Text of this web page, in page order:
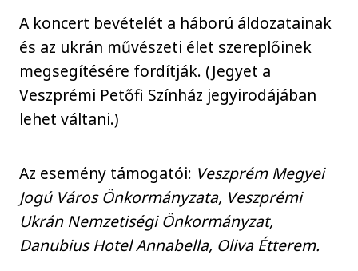
A koncert bevételét a háború áldozatainak
és az ukrán művészeti élet szereplőinek
megsegítésére fordítják. (Jegyet a
Veszprémi Petőfi Színház jegyirodájában
lehet váltani.)
Az esemény támogatói: Veszprém Megyei
Jogú Város Önkormányzata, Veszprémi
Ukrán Nemzetiségi Önkormányzat,
Danubius Hotel Annabella, Oliva Étterem.